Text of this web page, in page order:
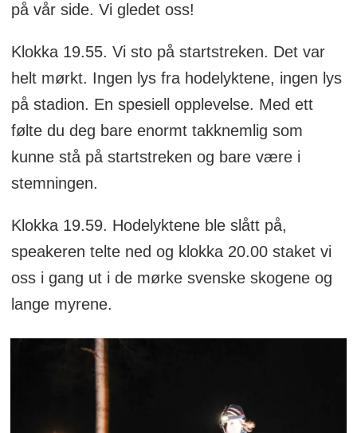
på vår side. Vi gledet oss!
Klokka 19.55. Vi sto på startstreken. Det var
helt mørkt. Ingen lys fra hodelyktene, ingen lys
på stadion. En spesiell opplevelse. Med ett
følte du deg bare enormt takknemlig som
kunne stå på startstreken og bare være i
stemningen.
Klokka 19.59. Hodelyktene ble slått på,
speakeren telte ned og klokka 20.00 staket vi
oss i gang ut i de mørke svenske skogene og
lange myrene.